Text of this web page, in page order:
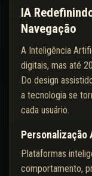
IA
Navegação
A Inteligência
digitais, mas até
Do design
a tecnologia se
cada usuário.
Plataformas
comportamento,